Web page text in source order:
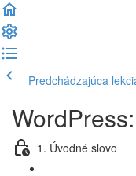
Predchádzajúca
1. Úvodné slovo